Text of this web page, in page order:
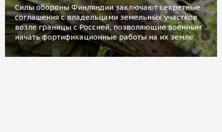
Силы обороны Финляндии заключают секретные
соглашения с владельцами земельных участков
возле границы с Россией, позволяющие военным
начать фортификационные работы на их земле